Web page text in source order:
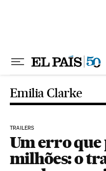
Emilia Clarke
TRAILERS
Um erro que
milhões: o